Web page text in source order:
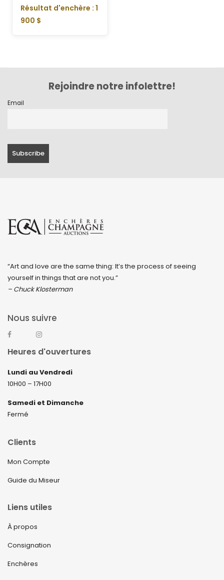
Résultat d'enchère : 1
900 $
Rejoindre notre infolettre!
Email
“Art and love are the same thing: It’s the process of seeing
yourself in things that are not you.”
– Chuck Klosterman
Nous suivre
Heures d'ouvertures
Lundi au Vendredi
10H00 – 17H00
Samedi et Dimanche
Fermé
Clients
Mon Compte
Guide du Miseur
Liens utiles
À propos
Consignation
Enchères